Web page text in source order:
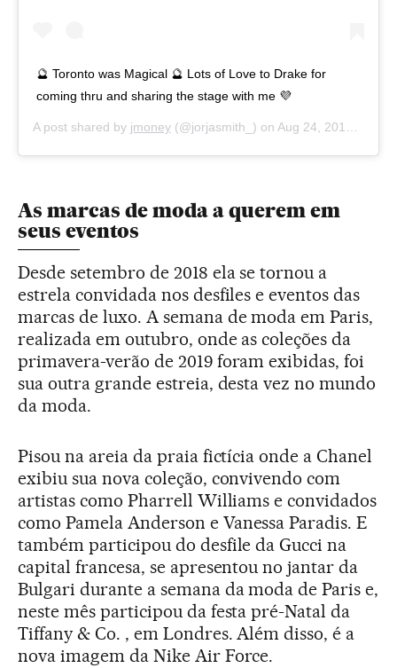
🔮 Toronto was Magical 🔮 Lots of Love to Drake for
coming thru and sharing the stage with me 💜
A post shared by jmoney (@jorjasmith_) on Aug 24, 2017 at 11:13pm PDT
As marcas de moda a querem em
seus eventos
Desde setembro de 2018 ela se tornou a
estrela convidada nos desfiles e eventos das
marcas de luxo. A semana de moda em Paris,
realizada em outubro, onde as coleções da
primavera-verão de 2019 foram exibidas, foi
sua outra grande estreia, desta vez no mundo
da moda.
Pisou na areia da praia fictícia onde a Chanel
exibiu sua nova coleção, convivendo com
artistas como Pharrell Williams e convidados
como Pamela Anderson e Vanessa Paradis. E
também participou do desfile da Gucci na
capital francesa, se apresentou no jantar da
Bulgari durante a semana da moda de Paris e,
neste mês participou da festa pré-Natal da
Tiffany & Co. , em Londres. Além disso, é a
nova imagem da Nike Air Force.